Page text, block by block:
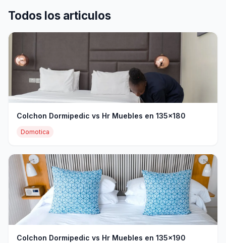
Todos los articulos
Colchon Dormipedic vs Hr Muebles en 135x180
Domotica
Colchon Dormipedic vs Hr Muebles en 135x190